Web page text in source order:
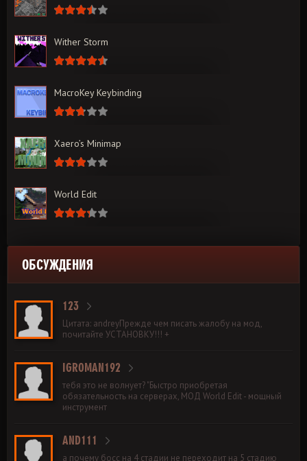
Wither Storm
MacroKey Keybinding
Xaero’s Minimap
World Edit
ОБСУЖДЕНИЯ
123
Цитата: andreyПрежде чем писать жалобу на мод,
почитайте УСТАНОВКУ!!! +
IGROMAN192
тебя это не волнует? "Быстро приобретая
обязательность на серверах, МОД World Edit - мощный
инструмент
AND111
а почему босс на 4 стадии не переходит на 5 стадию